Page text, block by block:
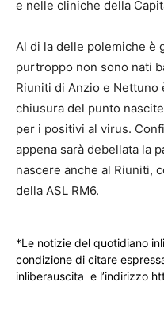
e nelle cliniche della
Al di la delle polemiche è
purtroppo non sono nati
Riuniti di Anzio e
chiusura del punto
per i positivi al virus.
appena sarà debellata la
nascere anche al Riuniti,
della ASL RM6.
*Le notizie del quotidiano
condizione di citare
inliberauscita e l’indirizzo